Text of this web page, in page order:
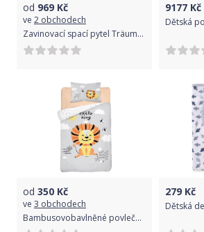
od 969 Kč
ve 2 obchodech
Zavinovací spací pytel Träumeland „AIR“ 0-3 m Grau Meliert 2020
9177 Kč
od 350 Kč
ve 3 obchodech
Bambusovobavlněné povlečení do postýlky Lvíček šedé 100 x 135 cm
279 Kč